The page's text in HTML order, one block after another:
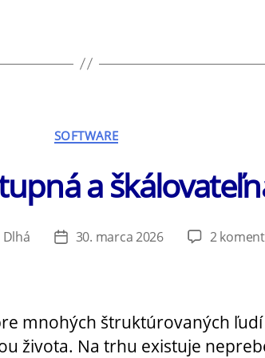
Kategórie
SOFTWARE
a
Dlhá
Dátum
30. marca 2026 2
mnohých štruktúrovaných
života. Na trhu existuje